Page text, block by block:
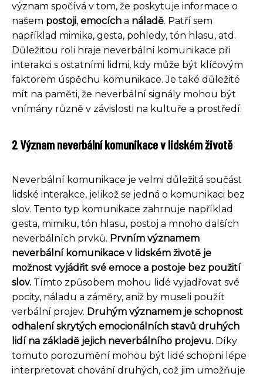
význam spočívá v tom, že poskytuje informace o
našem postoji, emocích a náladě. Patří sem
například mimika, gesta, pohledy, tón hlasu, atd.
Důležitou roli hraje neverbální komunikace při
interakci s ostatními lidmi, kdy může být klíčovým
faktorem úspěchu komunikace. Je také důležité
mít na paměti, že neverbální signály mohou být
vnímány různě v závislosti na kultuře a prostředí.
2 Význam neverbální komunikace v lidském životě
Neverbální komunikace je velmi důležitá součást
lidské interakce, jelikož se jedná o komunikaci bez
slov. Tento typ komunikace zahrnuje například
gesta, mimiku, tón hlasu, postoj a mnoho dalších
neverbálních prvků. Prvním významem
neverbální komunikace v lidském životě je
možnost vyjádřit své emoce a postoje bez použití
slov. Tímto způsobem mohou lidé vyjadřovat své
pocity, náladu a záměry, aniž by museli použít
verbální projev. Druhým významem je schopnost
odhalení skrytých emocionálních stavů druhých
lidí na základě jejich neverbálního projevu. Díky
tomuto porozumění mohou být lidé schopni lépe
interpretovat chování druhých, což jim umožňuje